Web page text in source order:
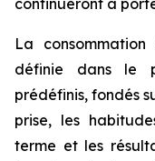
continueront à
La
définie dans le
prédéfinis, fondés
prise, les
terme et les